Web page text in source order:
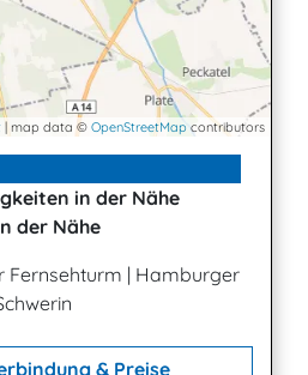
| map data © OpenStreetMap contributors
in der Nähe
der Nähe
Fernsehturm | Hamburger
& Preise